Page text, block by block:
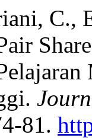
C.,
81.